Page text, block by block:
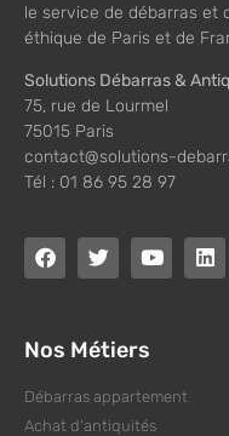
le service de débarras et
éthique de Paris et de
Solutions Débarras &
75, rue de Lourmel
75015 Paris
contact@solutions-
Tél : 01 86 95 28 97
Nos Métiers
Débarras appartement
Achat d'antiquités